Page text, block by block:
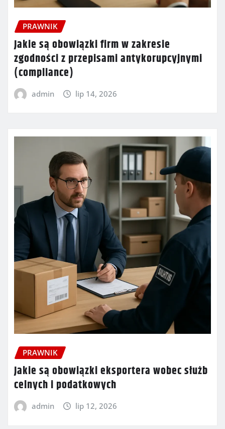
PRAWNIK
Jakie są obowiązki firm w zakresie
zgodności z przepisami antykorupcyjnymi
(compliance)
admin lip 14, 2026
PRAWNIK
Jakie są obowiązki eksportera wobec służb
celnych i podatkowych
admin lip 12, 2026